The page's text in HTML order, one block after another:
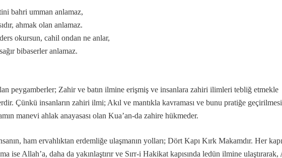
bahri umman anlamaz,
ahmak olan anlamaz.
okursun, cahil ondan ne anlar,
bibaserler anlamaz.
peygamberler; Zahir ve batın ilmine erişmiş ve insanlara zahiri ilimleri tebliğ etmekle
Çünkü insanların zahiri ilmi; Akıl ve mantıkla kavraması ve bunu pratiğe
manevi ahlak anayasası olan Kua’an-da zahire hükmeder.
ham ervahlıktan erdemliğe ulaşmanın yolları; Dört Kapı Kırk Makamdır. Her
ise Allah’a, daha da yakınlaştırır ve Sırr-i Hakikat kapısında ledün ilmine ulaştırarak,